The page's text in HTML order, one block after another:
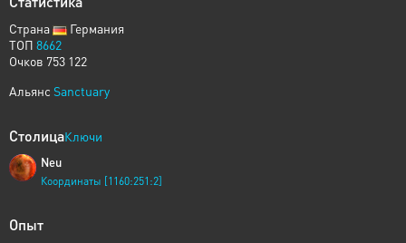
Страна
Германия
ТОП 8662
Очков 753 122
Альянс Sanctuary
СтолицаКлючи
Neu
Координаты [1160:251:2]
Опыт